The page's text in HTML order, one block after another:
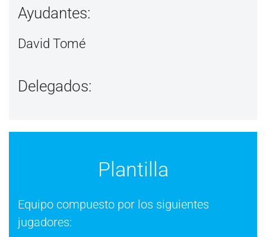
Ayudantes:
David Tomé
Delegados:
Plantilla
Equipo compuesto por los siguientes
jugadores: